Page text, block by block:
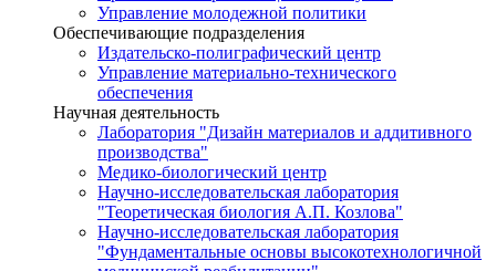
Управление молодежной политики
Обеспечивающие подразделения
Издательско-полиграфический центр
Управление материально-технического
обеспечения
Научная деятельность
Лаборатория "Дизайн материалов и аддитивного
производства"
Медико-биологический центр
Научно-исследовательская лаборатория
"Теоретическая биология А.П. Козлова"
Научно-исследовательская лаборатория
"Фундаментальные основы высокотехнологичной